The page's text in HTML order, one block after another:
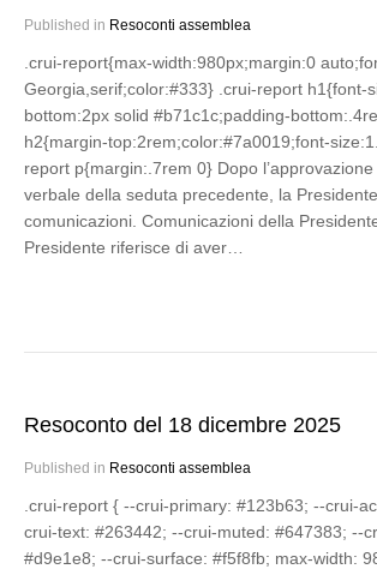
Published in Resoconti assemblea
.crui-report{max-width:980px;margin:0
Georgia,serif;color:#333} .crui-report h1{font-
bottom:2px solid #b71c1c;padding-
h2{margin-top:2rem;color:#7a0019;font-
report p{margin:.7rem 0} Dopo l’approvazione
verbale della seduta precedente, la
comunicazioni. Comunicazioni della
Presidente riferisce di aver…
Resoconto del 18 dicembre 2025
Published in Resoconti assemblea
.crui-report { --crui-primary: #123b63; --crui-
crui-text: #263442; --crui-muted: #647383; --
#d9e1e8; --crui-surface: #f5f8fb; max-width: